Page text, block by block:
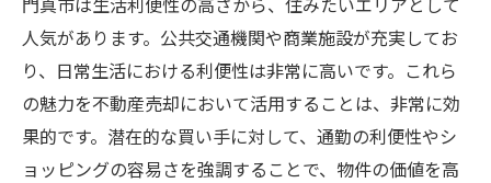
人気があります。公共交通機関や商業施設が充実してお
り、日常生活における利便性は非常に高いです。これら
の魅力を不動産売却において活用することは、非常に効
果的です。潜在的な買い手に対して、通勤の利便性やシ
ョッピングの容易さを強調することで、物件の価値を高